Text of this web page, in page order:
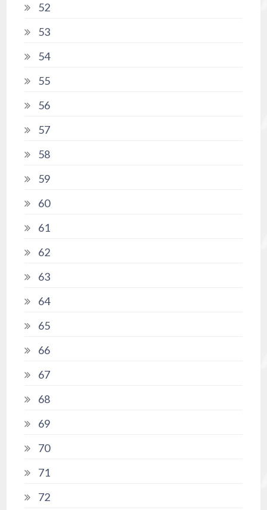
52
53
54
55
56
57
58
59
60
61
62
63
64
65
66
67
68
69
70
71
72